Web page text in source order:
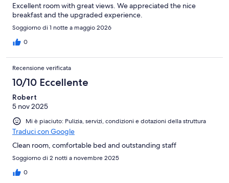
Excellent room with great views. We appreciated the nice
breakfast and the upgraded experience.
Soggiorno di 1 notte a maggio 2026
0
Recensione verificata
10/10 Eccellente
Robert
5 nov 2025
Mi è piaciuto: Pulizia, servizi, condizioni e dotazioni della struttura
Traduci con Google
Clean room, comfortable bed and outstanding staff
Soggiorno di 2 notti a novembre 2025
0